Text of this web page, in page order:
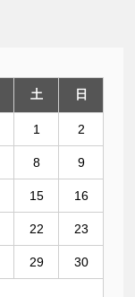
土 日
1 2
8 9
15 16
22 23
29 30